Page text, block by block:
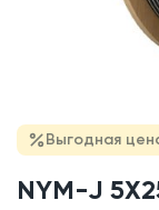
Выгодная
NYM-J